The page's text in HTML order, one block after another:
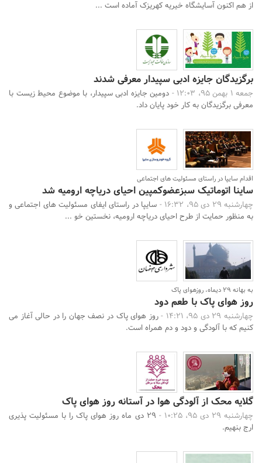
از هم اکنون آسایشگاه خیریه کهریزک آماده است ...
برگزیدگان جایزه ادبی سپیدار معرفی شدند
جمعه 1 بهمن 95، 12:03 -
دومین جایزه ادبی سپیدار، با موضوع محیط زیست با
معرفی برگزیدگان به کار خود پایان داد.
اقدام سایپا در راستای مسئولیت های اجتماعی
ساینا اتوماتیک سبزعضوکمپین احیای دریاچه ارومیه شد
چهارشنبه 29 دی 95، 16:32 -
سایپا در راستای ایفای مسئولیت های اجتماعی و
به منظور حمایت از طرح احیای دریاچه ارومیه، نخستین خو ...
به بهانه ۲۹ دیماه، روزهوای پاک
روز هوای پاک با طعم دود
چهارشنبه 29 دی 95، 14:21 -
روز هوای پاک در نصف جهان را در حالی آغاز می
کنیم که با آلودگی و دود و دم همراه است.
گلایه محک از آلودگی هوا در آستانه روز هوای پاک
چهارشنبه 29 دی 95، 10:25 -
29 دی ماه روز هوای پاک را با مسئولیت پذیری
ارج بنهیم.